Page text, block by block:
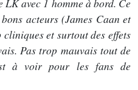
avec 1 homme à bord. Ce
acteurs (James Caan et
et surtout des effets
Pas trop mauvais tout de
à voir pour les fans de